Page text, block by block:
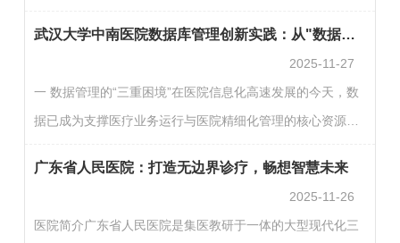
（以下简称“体检系统”），通过人工智能和信息化管理手
段，有效破解线上预约平台缺失、受检者满意度不高、合格
证明防伪性不强、持证情况监管难等堵点，在公共卫生领域
拓展了电子证照应用场景，申办“健康证明”实现网上自主预
约、体检只跑一趟、用证自助下载。体检系统自2023年4
武汉大学中南医院数据库管理创新实践：从"数据拉扯"到"数据掌控"
2025-11-27
一 数据管理的“三重困境”在医院信息化高速发展的今天，数
据已成为支撑医疗业务运行与医院精细化管理的核心资源。
始终将智慧医院建设作为优先发展方向，坚持以信息化驱动
管理升级与服务创新。目前，医院已建成覆盖临床、管理、
科研、服务等各类业务应用系统100余个，信息系统全面渗
广东省人民医院：打造无边界诊疗，畅想智慧未来
2025-11-26
医院简介广东省人民医院是集医教研于一体的大型现代化三